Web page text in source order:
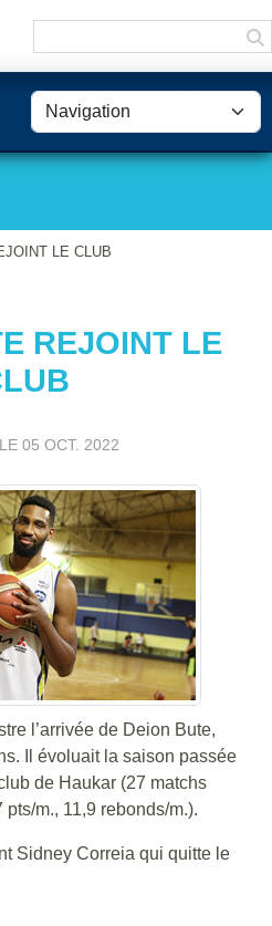
LE CLUB
REJOINT LE
05 OCT. 2022
l’arrivée de Deion Bute,
Il évoluait la saison passée
de Haukar (27 matchs
m., 11,9 rebonds/m.).
Sidney Correia qui quitte le